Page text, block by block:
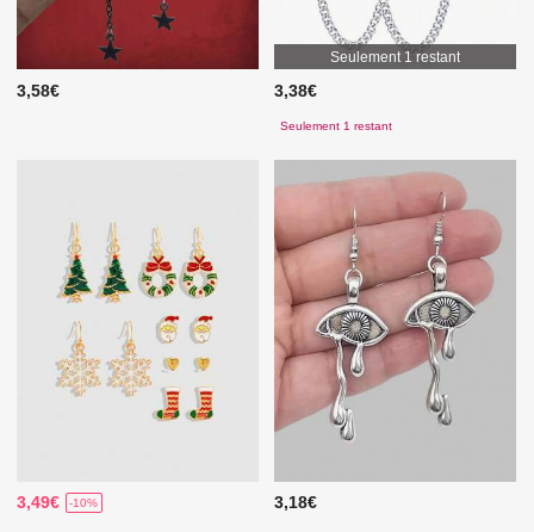
3,58€
Seulement 1 restant
3,38€
Seulement 1 restant
3,49€ -10% 3,18€